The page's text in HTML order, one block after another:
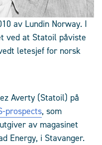
av Lundin Norway. I
ved at Statoil påviste
letesjef for norsk
Averty (Statoil) på
prospects, som
av magasinet
Energy, i Stavanger.